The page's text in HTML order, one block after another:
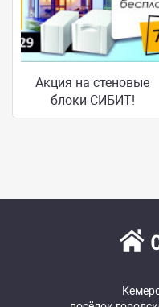
Акция на стеновые
блоки СИБИТ!